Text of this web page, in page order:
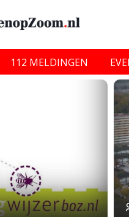
112 MELDINGEN